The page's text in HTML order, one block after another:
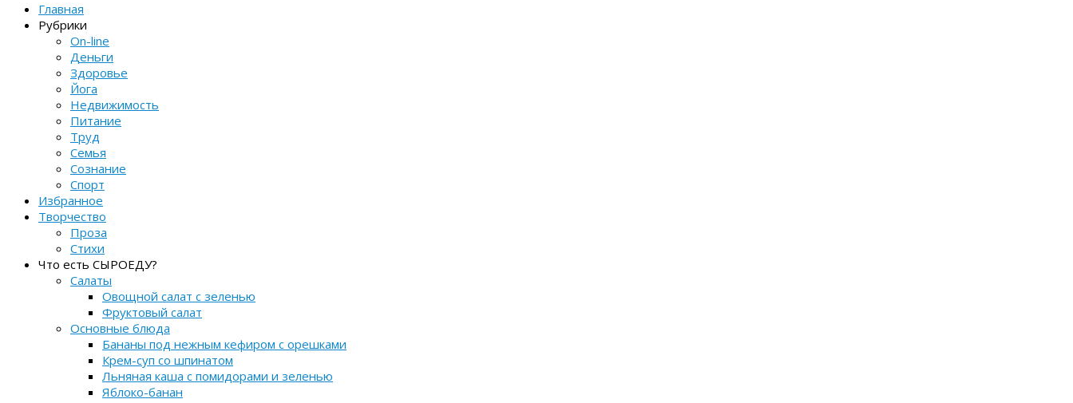
Главная
Рубрики
On-line
Деньги
Здоровье
Йога
Недвижимость
Питание
Труд
Семья
Сознание
Спорт
Избранное
Творчество
Проза
Стихи
Что есть СЫРОЕДУ?
Салаты
Овощной салат с зеленью
Фруктовый салат
Основные блюда
Бананы под нежным кефиром с орешками
Крем-суп со шпинатом
Льняная каша с помидорами и зеленью
Яблоко-банан